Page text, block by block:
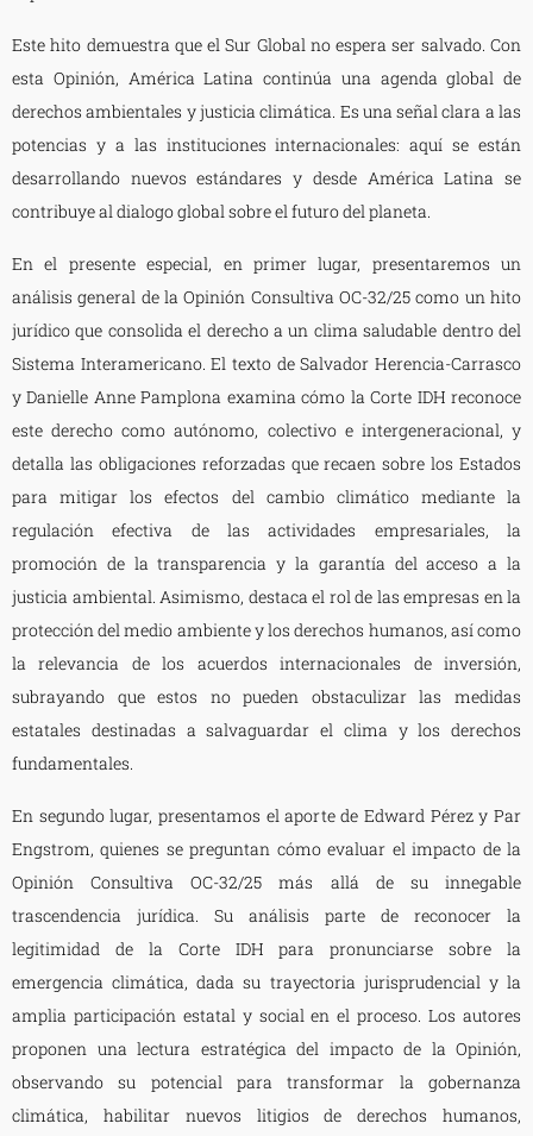
Este hito demuestra que el Sur Global no espera ser salvado. Con
esta Opinión, América Latina continúa una agenda global de
derechos ambientales y justicia climática. Es una señal clara a las
potencias y a las instituciones internacionales: aquí se están
desarrollando nuevos estándares y desde América Latina se
contribuye al dialogo global sobre el futuro del planeta.
En el presente especial, en primer lugar, presentaremos un
análisis general de la Opinión Consultiva OC-32/25 como un hito
jurídico que consolida el derecho a un clima saludable dentro del
Sistema Interamericano. El texto de Salvador Herencia-Carrasco
y Danielle Anne Pamplona examina cómo la Corte IDH reconoce
este derecho como autónomo, colectivo e intergeneracional, y
detalla las obligaciones reforzadas que recaen sobre los Estados
para mitigar los efectos del cambio climático mediante la
regulación efectiva de las actividades empresariales, la
promoción de la transparencia y la garantía del acceso a la
justicia ambiental. Asimismo, destaca el rol de las empresas en la
protección del medio ambiente y los derechos humanos, así como
la relevancia de los acuerdos internacionales de inversión,
subrayando que estos no pueden obstaculizar las medidas
estatales destinadas a salvaguardar el clima y los derechos
fundamentales.
En segundo lugar, presentamos el aporte de Edward Pérez y Par
Engstrom, quienes se preguntan cómo evaluar el impacto de la
Opinión Consultiva OC-32/25 más allá de su innegable
trascendencia jurídica. Su análisis parte de reconocer la
legitimidad de la Corte IDH para pronunciarse sobre la
emergencia climática, dada su trayectoria jurisprudencial y la
amplia participación estatal y social en el proceso. Los autores
proponen una lectura estratégica del impacto de la Opinión,
observando su potencial para transformar la gobernanza
climática, habilitar nuevos litigios de derechos humanos,